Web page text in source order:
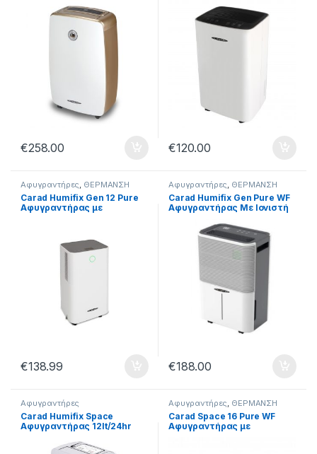
€258.00 €120.00
Αφυγραντήρες, ΘΕΡΜΑΝΣΗ
Carad Humifix Gen 12 Pure
Αφυγραντήρας με
€138.99
Αφυγραντήρες, ΘΕΡΜΑΝΣΗ
Carad Humifix Gen Pure WF
Αφυγραντήρας Με Ιονιστή
€188.00
Αφυγραντήρες
Carad Humifix Space
Αφυγραντήρας 12lt/24hr
Αφυγραντήρες, ΘΕΡΜΑΝΣΗ
Carad Space 16 Pure WF
Αφυγραντήρας με